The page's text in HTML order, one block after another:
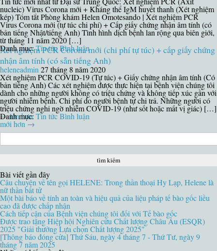
nucleic) Virus Corona mới + Kháng thể IgM huyết thanh (Xét nghiệm
kép) Tóm tắt Phòng khám Helen Omotesando | Xét nghiệm PCR
Virus Corona mới (tự túc chi phí) + Cấp giấy chứng nhận âm tính (có
bản tiếng Nhật/tiếng Anh) Tình hình dịch bệnh lan rộng qua biên giới,
từ tháng 11 năm 2020 […]
Danh mục:Tin tứcBình luận
Xét nghiệm PCR Corona mới (chi phí tự túc) + cấp giấy chứng
nhận âm tính (có sẵn tiếng Anh)
heleneadmin 27 tháng 8 năm 2020
Xét nghiệm PCR COVID-19 (Tự túc) + Giấy chứng nhận âm tính (Có
bản tiếng Anh) Các xét nghiệm được thực hiện tại bệnh viện chúng tôi
dành cho những người không có triệu chứng và không tiếp xúc gần với
người nhiễm bệnh. Chi phí do người bệnh tự chi trả. Những người có
triệu chứng nghi ngờ nhiễm COVID-19 (như sốt hoặc mất vị giác) […]
Danh mục:Tin tứcBình luận
←lớn hơn
mới hơn→
tìm
Bài viết gần đây
Câu chuyện về tên gọi HELENE: Trong thần thoại Hy Lạp, Helene là
nữ thần bất tử
Một bài báo về tính an toàn và hiệu quả của liệu pháp tế bào gốc liều
cao đã được chấp nhận
Cách tiếp cận của Bệnh viện chúng tôi đối với Tế bào gốc
Được trao tặng Hiệp hội Nghiên cứu Chất lượng Châu Âu (ESQR)
2025 "Giải thưởng Lựa chọn Chất lượng 2025"
[Thông báo đóng cửa] Thứ Sáu, ngày 4 tháng 7 - Thứ Tư, ngày 9
tháng 7 năm 2025